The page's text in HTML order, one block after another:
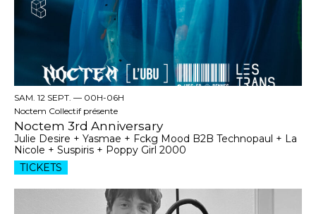
SAM. 12 SEPT. — 00H-06H
Noctem Collectif présente
Noctem 3rd Anniversary
Julie Desire + Yasmae + Fckg Mood B2B Technopaul + La
Nicole + Suspiris + Poppy Girl 2000
TICKETS